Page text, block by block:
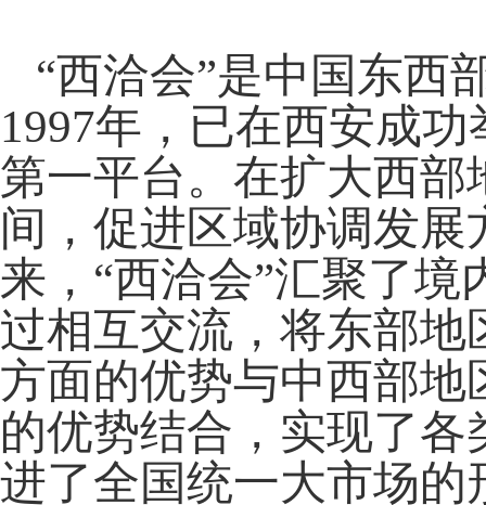
“西洽会”是中国东西
1997年，已在西安成
第一平台。在扩大西
间，促进区域协调发
来，“西洽会”汇聚了
过相互交流，将东部
方面的优势与中西部
的优势结合，实现了
进了全国统一大市场